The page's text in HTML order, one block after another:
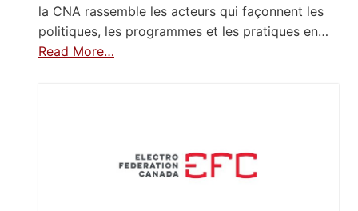
la CNA rassemble les acteurs qui façonnent les
politiques, les programmes et les pratiques en…
Read More…